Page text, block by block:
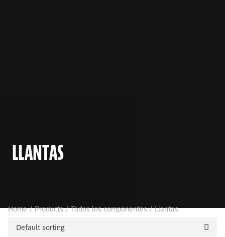
LLANTAS
Home / Products / Todos los componentes / Llantas